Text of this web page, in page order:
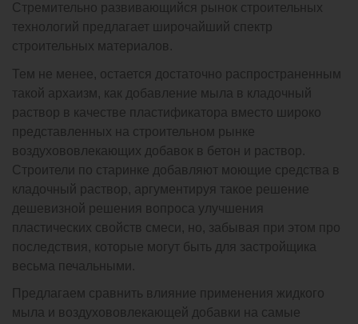
Стремительно развивающийся рынок строительных
технологий предлагает широчайший спектр
строительных материалов.
Тем не менее, остается достаточно распространенным
такой архаизм, как добавление мыла в кладочный
раствор в качестве пластификатора вместо широко
представленных на строительном рынке
воздухововлекающих добавок в бетон и раствор.
Строители по старинке добавляют моющие средства в
кладочный раствор, аргументируя такое решение
дешевизной решения вопроса улучшения
пластических свойств смеси, но, забывая при этом про
последствия, которые могут быть для застройщика
весьма печальными.
Предлагаем сравнить влияние применения жидкого
мыла и воздухововлекающей добавки на самые